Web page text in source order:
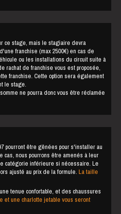
ce stage, mais le stagiaire devra
franchise (max 2500€) en cas de
ou les installations du circuit suite à
rachat de franchise vous est proposée,
franchise. Cette option sera également
le stage.
ne pourra donc vous être réclamée
pourront être gênées pour s'installer au
cas, nous pourrons être amenés à leur
catégorie inférieure si nécessaire. Le
ajusté au prix de la formule.La taille
tenue confortable, et des chaussures
et une charlotte jetable vous seront